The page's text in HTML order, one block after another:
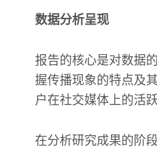
数据分析呈现
报告的核心是对数据
握传播现象的特点及
户在社交媒体上的活跃
在分析研究成果的阶